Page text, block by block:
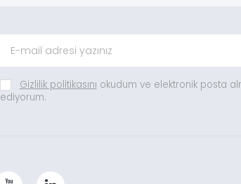
Gizlilik politikasını okudum ve elektronik posta
ediyorum.